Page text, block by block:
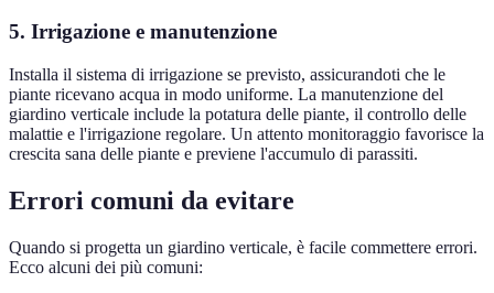
5. Irrigazione e manutenzione
Installa il sistema di irrigazione se previsto, assicurandoti che le
piante ricevano acqua in modo uniforme. La manutenzione del
giardino verticale include la potatura delle piante, il controllo delle
malattie e l'irrigazione regolare. Un attento monitoraggio favorisce la
crescita sana delle piante e previene l'accumulo di parassiti.
Errori comuni da evitare
Quando si progetta un giardino verticale, è facile commettere errori.
Ecco alcuni dei più comuni: